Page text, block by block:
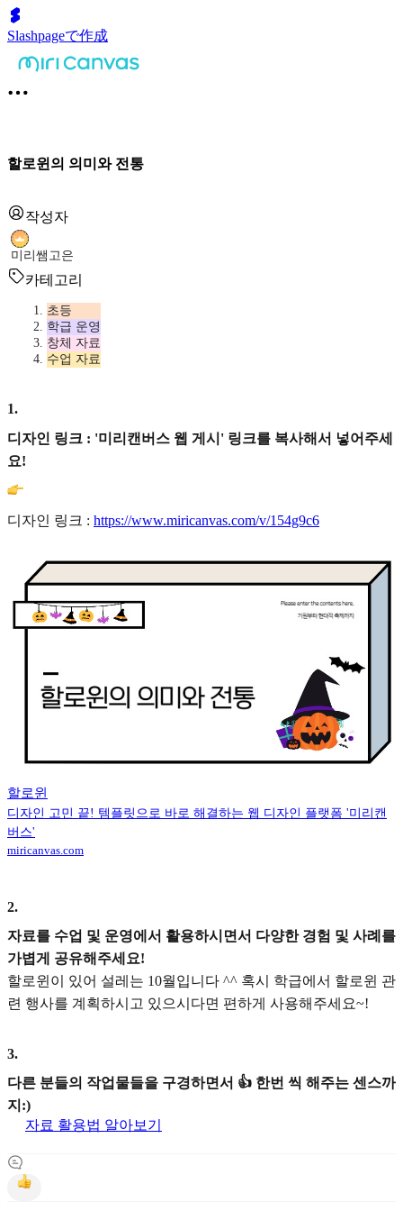
Slashpageで作成
할로윈의 의미와 전통
작성자
미리쌤고은
카테고리
초등
학급 운영
창체 자료
수업 자료
1.
디자인 링크 : '미리캔버스 웹 게시' 링크를 복사해서 넣어주세
요!
디자인 링크 : https://www.miricanvas.com/v/154g9c6
할로윈
디자인 고민 끝! 템플릿으로 바로 해결하는 웹 디자인 플랫폼 '미리캔
버스'
miricanvas.com
2.
자료를 수업 및 운영에서 활용하시면서 다양한 경험 및 사례를
가볍게 공유해주세요!
할로윈이 있어 설레는 10월입니다 ^^ 혹시 학급에서 할로윈 관
련 행사를 계획하시고 있으시다면 편하게 사용해주세요~!
3.
다른 분들의 작업물들을 구경하면서 👍 한번 씩 해주는 센스까
지:)
자료 활용법 알아보기